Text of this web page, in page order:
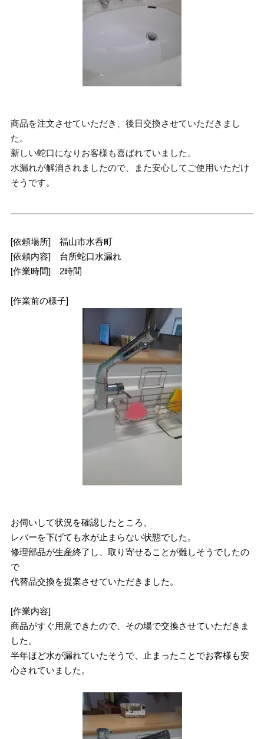
商品を注文させていただき、後日交換させていただきまし
た。
新しい蛇口になりお客様も喜ばれていました。
水漏れが解消されましたので、また安心してご使用いただけ
そうです。
[依頼場所] 福山市水呑町
[依頼内容] 台所蛇口水漏れ
[作業時間] 2時間
[作業前の様子]
お伺いして状況を確認したところ、
レバーを下げても水が止まらない状態でした。
修理部品が生産終了し、取り寄せることが難しそうでしたの
で
代替品交換を提案させていただきました。
[作業内容]
商品がすぐ用意できたので、その場で交換させていただきま
した。
半年ほど水が漏れていたそうで、止まったことでお客様も安
心されていました。